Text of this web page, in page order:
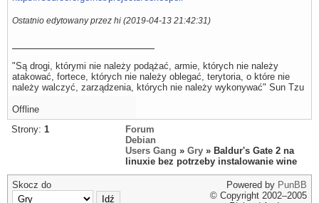
Ostatnio edytowany przez hi (2019-04-13 21:42:31)
"Są drogi, którymi nie należy podążać, armie, których nie należy
atakować, fortece, których nie należy oblegać, terytoria, o które nie
należy walczyć, zarządzenia, których nie należy wykonywać" Sun Tzu
Offline
Strony: 1
Forum
Debian
Users Gang » Gry » Baldur's Gate 2 na
linuxie bez potrzeby instalowanie wine
Skocz do Powered by PunBB
© Copyright 2002–2005